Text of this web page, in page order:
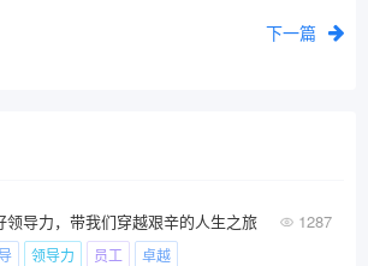
下一篇
领导力，带我们穿越艰辛的人生之旅 1287
领导力 员工 卓越